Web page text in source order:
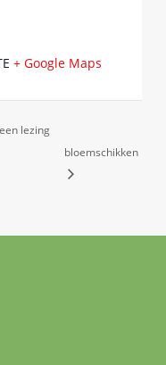
+ Google Maps
lezing
bloemschikken